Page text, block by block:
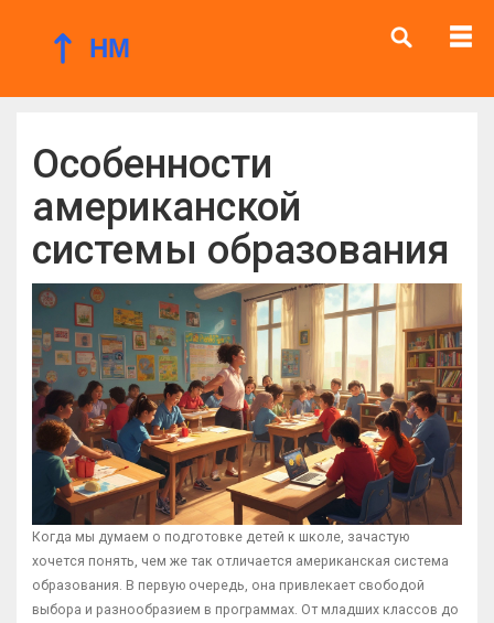
Особенности
американской
системы образования
Когда мы думаем о подготовке детей к школе, зачастую
хочется понять, чем же так отличается американская система
образования. В первую очередь, она привлекает свободой
выбора и разнообразием в программах. От младших классов до